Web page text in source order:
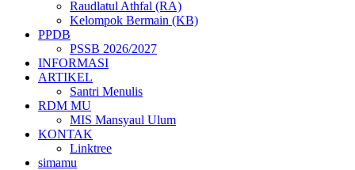
Raudlatul Athfal (RA)
Kelompok Bermain (KB)
PPDB
PSSB 2026/2027
INFORMASI
ARTIKEL
Santri Menulis
RDM MU
MIS Mansyaul Ulum
KONTAK
Linktree
simamu